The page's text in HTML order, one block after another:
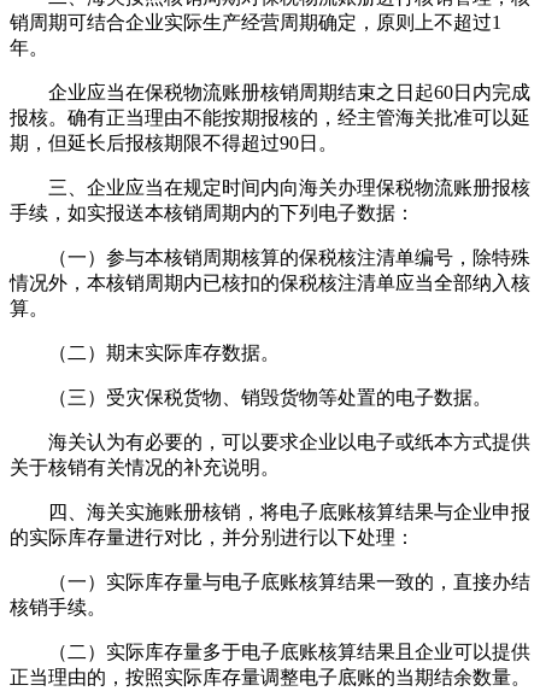
销周期可结合企业实际生产经营周期确定，原则上不超过1
年。
企业应当在保税物流账册核销周期结束之日起60日内完成
报核。确有正当理由不能按期报核的，经主管海关批准可以延
期，但延长后报核期限不得超过90日。
三、企业应当在规定时间内向海关办理保税物流账册报核
手续，如实报送本核销周期内的下列电子数据：
（一）参与本核销周期核算的保税核注清单编号，除特殊
情况外，本核销周期内已核扣的保税核注清单应当全部纳入核
算。
（二）期末实际库存数据。
（三）受灾保税货物、销毁货物等处置的电子数据。
海关认为有必要的，可以要求企业以电子或纸本方式提供
关于核销有关情况的补充说明。
四、海关实施账册核销，将电子底账核算结果与企业申报
的实际库存量进行对比，并分别进行以下处理：
（一）实际库存量与电子底账核算结果一致的，直接办结
核销手续。
（二）实际库存量多于电子底账核算结果且企业可以提供
正当理由的，按照实际库存量调整电子底账的当期结余数量。